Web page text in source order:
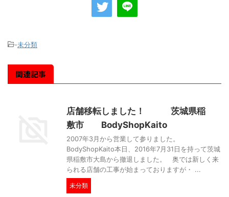
-未分類
関連記事
店舗移転しました！ 茨城県稲
敷市 BodyShopKaito
2007年3月から営業して参りました。
BodyShopKaito本日、2016年7月31日を持って茨城
県稲敷市大島から撤退しました。 奥では新しく来
られる店舗の工事が始まっておりますが・ ...
未分類